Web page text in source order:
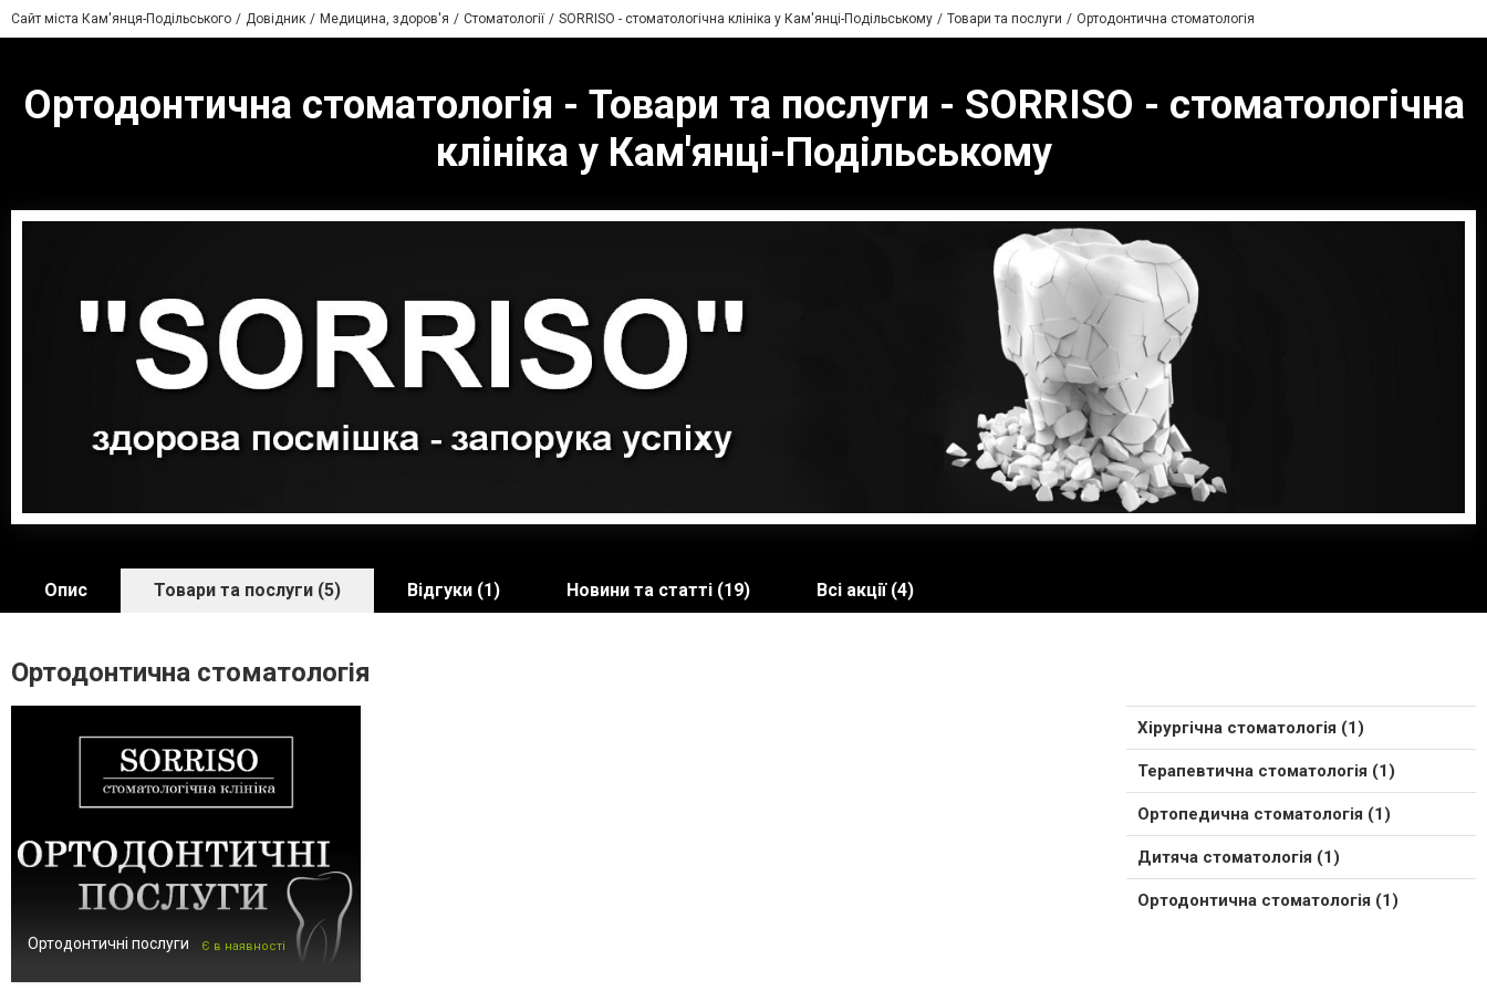
Сайт міста Кам'янця-Подільського Довідник Медицина, здоров'я Стоматології SORRISO - стоматологічна клініка у Кам'янці-Подільському Товари та послуги Ортодонтична стоматологія
Ортодонтична стоматологія - Товари та послуги - SORRISO - стоматологічна
клініка у Кам'янці-Подільському
Опис Товари та послуги (5) Відгуки (1) Новини та статті (19) Всі акції (4)
Ортодонтична стоматологія
Ортодонтичні послуги Є в наявності
Хірургічна стоматологія (1)
Терапевтична стоматологія (1)
Ортопедична стоматологія (1)
Дитяча стоматологія (1)
Ортодонтична стоматологія (1)